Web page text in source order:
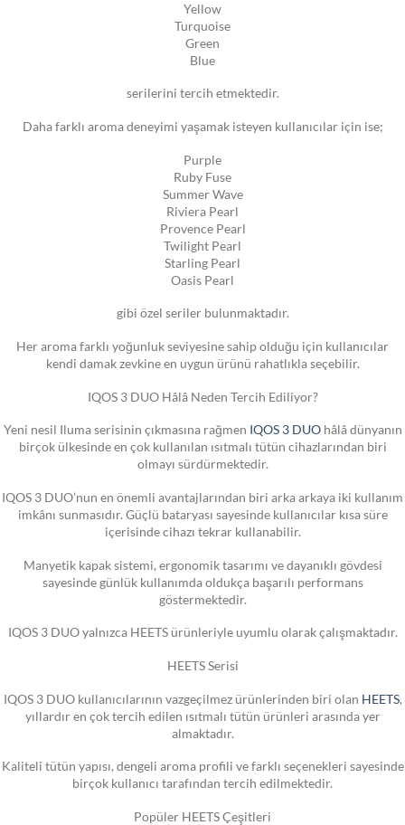
Yellow
Turquoise
Green
Blue
serilerini tercih etmektedir.
Daha farklı aroma deneyimi yaşamak isteyen kullanıcılar için ise;
Purple
Ruby Fuse
Summer Wave
Riviera Pearl
Provence Pearl
Twilight Pearl
Starling Pearl
Oasis Pearl
gibi özel seriler bulunmaktadır.
Her aroma farklı yoğunluk seviyesine sahip olduğu için kullanıcılar
kendi damak zevkine en uygun ürünü rahatlıkla seçebilir.
IQOS 3 DUO Hâlâ Neden Tercih Ediliyor?
Yeni nesil Iluma serisinin çıkmasına rağmen IQOS 3 DUOhâlâ dünyanın
birçok ülkesinde en çok kullanılan ısıtmalı tütün cihazlarından biri
olmayı sürdürmektedir.
IQOS 3 DUO’nun en önemli avantajlarından biri arka arkaya iki kullanım
imkânı sunmasıdır. Güçlü bataryası sayesinde kullanıcılar kısa süre
içerisinde cihazı tekrar kullanabilir.
Manyetik kapak sistemi, ergonomik tasarımı ve dayanıklı gövdesi
sayesinde günlük kullanımda oldukça başarılı performans
göstermektedir.
IQOS 3 DUO yalnızca HEETS ürünleriyle uyumlu olarak çalışmaktadır.
HEETS Serisi
IQOS 3 DUO kullanıcılarının vazgeçilmez ürünlerinden biri olan HEETS,
yıllardır en çok tercih edilen ısıtmalı tütün ürünleri arasında yer
almaktadır.
Kaliteli tütün yapısı, dengeli aroma profili ve farklı seçenekleri sayesinde
birçok kullanıcı tarafından tercih edilmektedir.
Popüler HEETS Çeşitleri